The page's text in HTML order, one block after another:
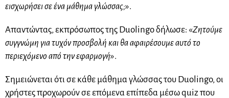
εισχωρήσει σε ένα μάθημα γλώσσας;».
Απαντώντας, εκπρόσωπος της Duolingo δήλωσε: «Ζητούμε
συγγνώμη για τυχόν προσβολή και θα αφαιρέσουμε αυτό το
περιεχόμενο από την εφαρμογή».
Σημειώνεται ότι σε κάθε μάθημα γλώσσας του Duolingo, οι
χρήστες προχωρούν σε επόμενα επίπεδα μέσω quiz που